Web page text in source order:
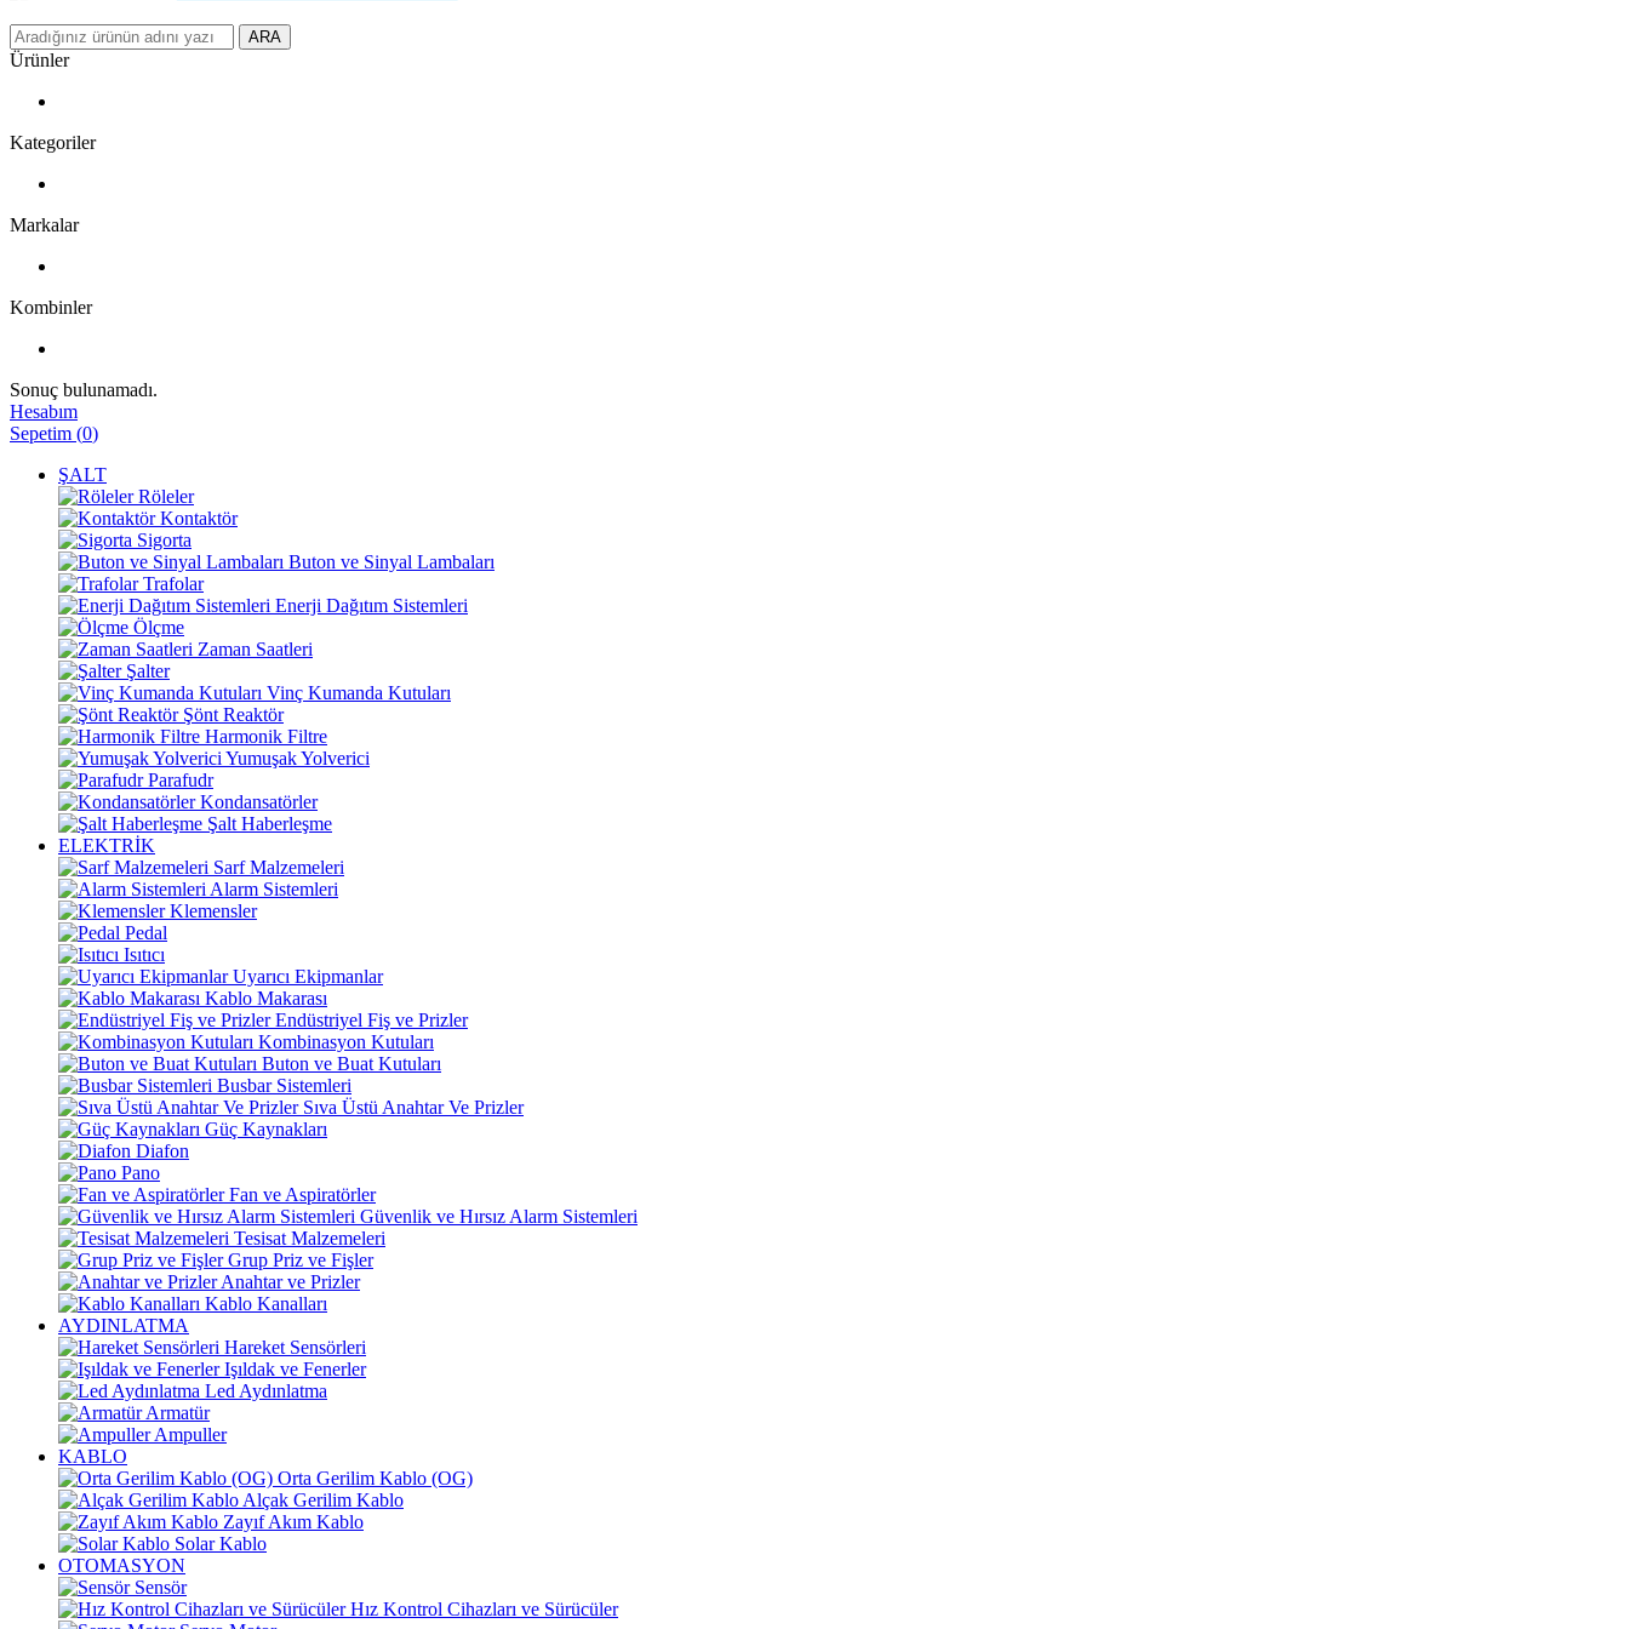
ARA
Ürünler
Kategoriler
Markalar
Kombinler
Sonuç bulunamadı.
Hesabım
Sepetim (0)
ŞALT
Röleler
Kontaktör
Sigorta
Buton ve Sinyal Lambaları
Trafolar
Enerji Dağıtım Sistemleri
Ölçme
Zaman Saatleri
Şalter
Vinç Kumanda Kutuları
Şönt Reaktör
Harmonik Filtre
Yumuşak Yolverici
Parafudr
Kondansatörler
Şalt Haberleşme
ELEKTRİK
Sarf Malzemeleri
Alarm Sistemleri
Klemensler
Pedal
Isıtıcı
Uyarıcı Ekipmanlar
Kablo Makarası
Endüstriyel Fiş ve Prizler
Kombinasyon Kutuları
Buton ve Buat Kutuları
Busbar Sistemleri
Sıva Üstü Anahtar Ve Prizler
Güç Kaynakları
Diafon
Pano
Fan ve Aspiratörler
Güvenlik ve Hırsız Alarm Sistemleri
Tesisat Malzemeleri
Grup Priz ve Fişler
Anahtar ve Prizler
Kablo Kanalları
AYDINLATMA
Hareket Sensörleri
Işıldak ve Fenerler
Led Aydınlatma
Armatür
Ampuller
KABLO
Orta Gerilim Kablo (OG)
Alçak Gerilim Kablo
Zayıf Akım Kablo
Solar Kablo
OTOMASYON
Sensör
Hız Kontrol Cihazları ve Sürücüler